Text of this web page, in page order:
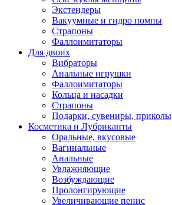
Экстендеры
Вакуумные и гидро помпы
Страпоны
Фаллоимитаторы
Для двоих
Вибраторы
Анальные игрушки
Фаллоимитаторы
Кольца и насадки
Страпоны
Подарки, сувениры, приколы
Косметика и Лубриканты
Оральные, вкусовые
Вагинальные
Анальные
Увлажняющие
Возбуждающие
Пролонгирующие
Увеличивающие пенис